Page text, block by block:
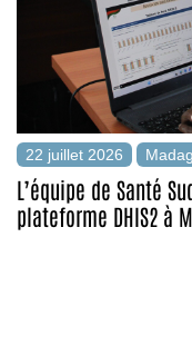
22 juillet 2026
L’équipe de Santé
plateforme DHIS2 à